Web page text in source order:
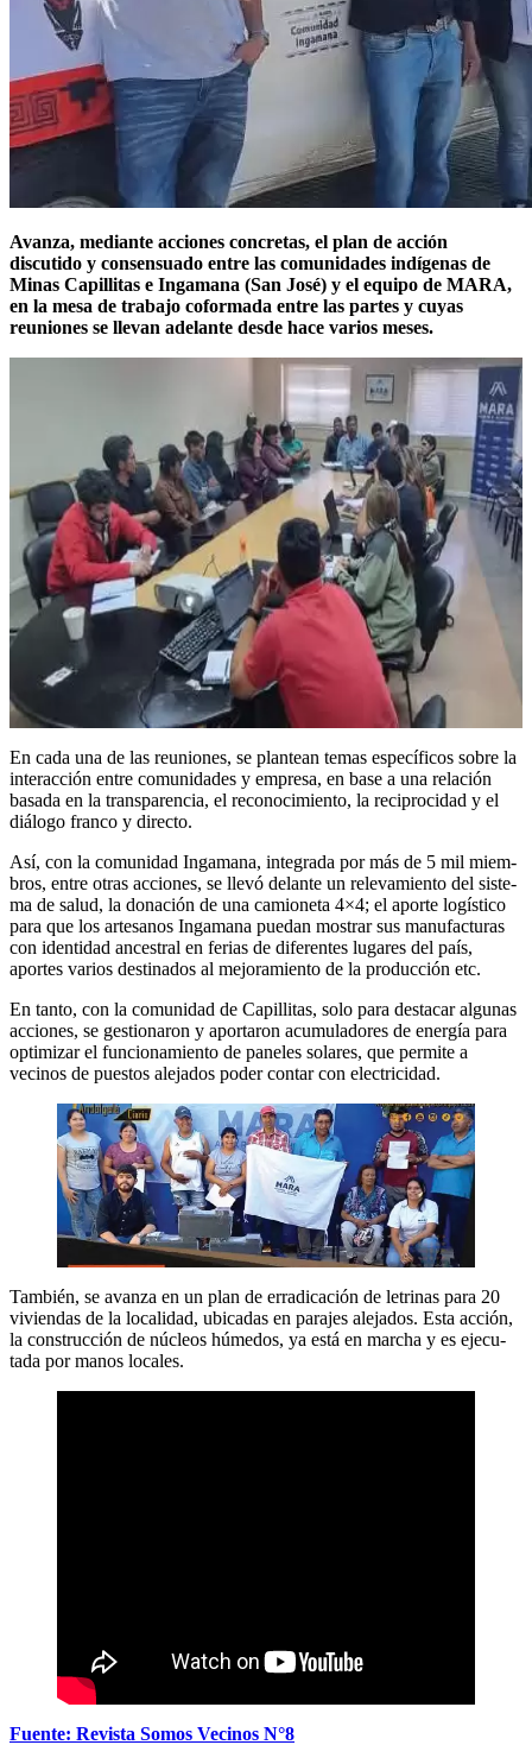
Avanza, mediante acciones con­cretas, el plan de acción
discutido y consensuado entre las comuni­dades indígenas de
Minas Capi­llitas e Ingamana (San José) y el equipo de MARA,
en la mesa de trabajo coformada entre las partes y cuyas
reuniones se llevan adelan­te desde hace varios meses.
En cada una de las reuniones, se plantean temas específicos sobre la
interacción entre comunidades y empresa, en base a una relación
basada en la transparencia, el re­conocimiento, la reciprocidad y el
diálogo franco y directo.
Así, con la comunidad Ingamana, integrada por más de 5 mil miem­
bros, entre otras acciones, se llevó delante un relevamiento del siste­
ma de salud, la donación de una camioneta 4×4; el aporte logístico
para que los artesanos Ingamana puedan mostrar sus manufactu­ras
con identidad ancestral en fe­rias de diferentes lugares del país,
aportes varios destinados al mejo­ramiento de la producción etc.
En tanto, con la comunidad de Ca­pillitas, solo para destacar algunas
acciones, se gestionaron y apor­taron acumuladores de energía para
optimizar el funcionamiento de paneles solares, que permite a
vecinos de puestos alejados poder contar con electricidad.
También, se avanza en un plan de erradicación de letrinas para 20
vi­viendas de la localidad, ubicadas en parajes alejados. Esta acción,
la construcción de núcleos húme­dos, ya está en marcha y es ejecu­
tada por manos locales.
Fuente: Revista Somos Vecinos N°8